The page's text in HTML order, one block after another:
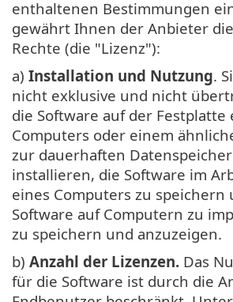
enthaltenen Bestimmungen
gewährt Ihnen der Anbieter
Rechte (die "Lizenz"):
a) Installation und Nutzung.
nicht exklusive und nicht
die Software auf der Festplatte
Computers oder einem
zur dauerhaften
installieren, die Software im
eines Computers zu speichern
Software auf Computern zu
zu speichern und anzuzeigen.
b) Anzahl der Lizenzen. Das
für die Software ist durch die